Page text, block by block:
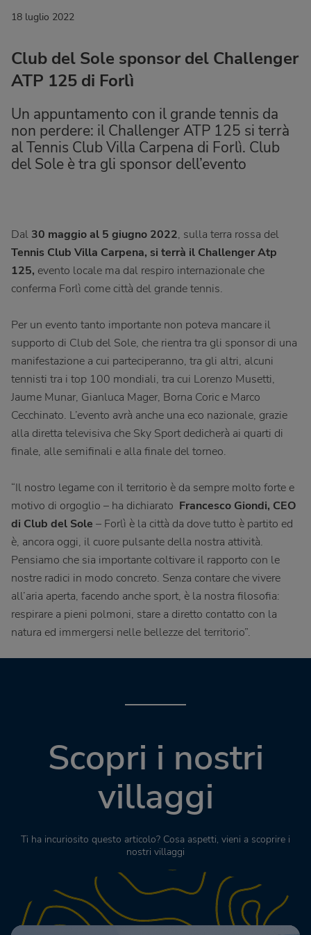
18 luglio 2022
Club del Sole sponsor del Challenger
ATP 125 di Forlì
Un appuntamento con il grande tennis da
non perdere: il Challenger ATP 125 si terrà
al Tennis Club Villa Carpena di Forlì. Club
del Sole è tra gli sponsor dell’evento
Dal 30 maggio al 5 giugno 2022, sulla terra rossa del
Tennis Club Villa Carpena, si terrà il Challenger Atp
125, evento locale ma dal respiro internazionale che
conferma Forlì come città del grande tennis.
Per un evento tanto importante non poteva mancare il
supporto di Club del Sole, che rientra tra gli sponsor di una
manifestazione a cui parteciperanno, tra gli altri, alcuni
tennisti tra i top 100 mondiali, tra cui Lorenzo Musetti,
Jaume Munar, Gianluca Mager, Borna Coric e Marco
Cecchinato. L’evento avrà anche una eco nazionale, grazie
alla diretta televisiva che Sky Sport dedicherà ai quarti di
finale, alle semifinali e alla finale del torneo.
“Il nostro legame con il territorio è da sempre molto forte e
motivo di orgoglio – ha dichiarato Francesco Giondi, CEO
di Club del Sole – Forlì è la città da dove tutto è partito ed
è, ancora oggi, il cuore pulsante della nostra attività.
Pensiamo che sia importante coltivare il rapporto con le
nostre radici in modo concreto. Senza contare che vivere
all’aria aperta, facendo anche sport, è la nostra filosofia:
respirare a pieni polmoni, stare a diretto contatto con la
natura ed immergersi nelle bellezze del territorio”.
Scopri i nostri
villaggi
Ti ha incuriosito questo articolo? Cosa aspetti, vieni a scoprire i
nostri villaggi